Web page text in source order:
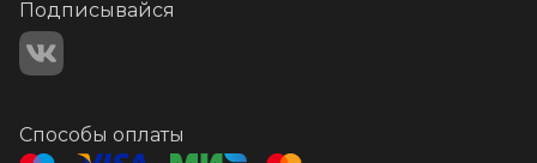
Подписывайся
Способы оплаты